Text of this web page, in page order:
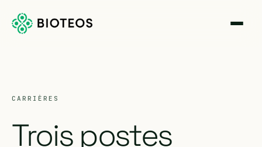
CARRIÈRES
Trois postes